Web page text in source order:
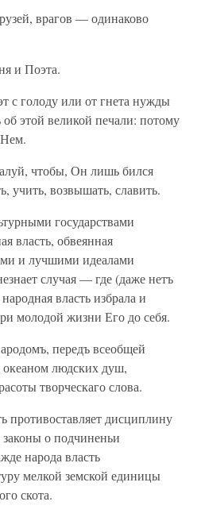
врагов — одинаково
и Поэта.
с голоду или от гнета нужды
этой великой печали: потому
Нем.
чтобы, Он лишь бился
учить, возвышать, славить.
государствами
власть, обвеянная
и лучшими идеалами
случая — где (даже нетъ
власть избрала и
молодой жизни Его до себя.
передъ всеобщей
людских душ,
творческаго слова.
противоставляет дисциплину
законы о подчиненьи
народа власть
мелкой земской единицы
скота.